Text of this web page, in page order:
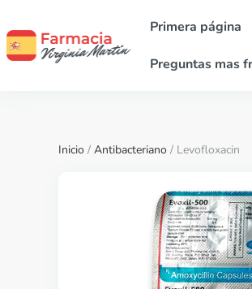
Primera página
Preguntas mas
Inicio / Antibacteriano / Levofloxacin